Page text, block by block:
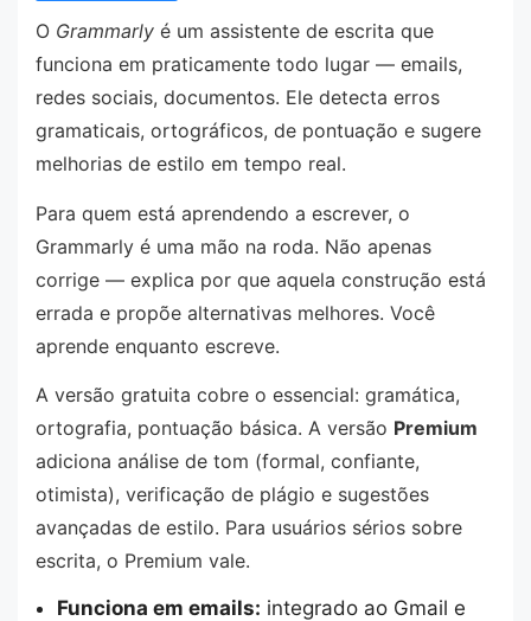
O Grammarly é um assistente de escrita que
funciona em praticamente todo lugar — emails,
redes sociais, documentos. Ele detecta erros
gramaticais, ortográficos, de pontuação e sugere
melhorias de estilo em tempo real.
Para quem está aprendendo a escrever, o
Grammarly é uma mão na roda. Não apenas
corrige — explica por que aquela construção está
errada e propõe alternativas melhores. Você
aprende enquanto escreve.
A versão gratuita cobre o essencial: gramática,
ortografia, pontuação básica. A versão Premium
adiciona análise de tom (formal, confiante,
otimista), verificação de plágio e sugestões
avançadas de estilo. Para usuários sérios sobre
escrita, o Premium vale.
Funciona em emails: integrado ao Gmail e